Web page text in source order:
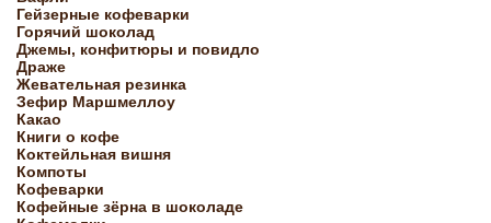
Гейзерные кофеварки
Горячий шоколад
Джемы, конфитюры и повидло
Драже
Жевательная резинка
Зефир Маршмеллоу
Какао
Книги о кофе
Коктейльная вишня
Компоты
Кофеварки
Кофейные зёрна в шоколаде